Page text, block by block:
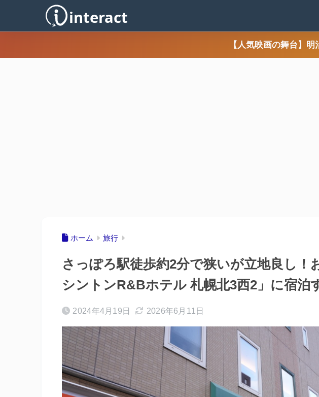
【人気映画の舞台】
ホーム 旅行
さっぽろ駅徒歩約2分で狭いが立地良し！
シントンR&Bホテル 札幌北3西2」に宿泊
2024年4月19日 2026年6月11日